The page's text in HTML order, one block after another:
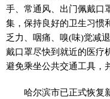
手、常通风、出门佩戴口
集，保持良好的卫生习惯
乏力、咽痛、嗅(味)觉减
戴口罩尽快到就近的医疗
避免乘坐公共交通工具，
哈尔滨市已正式恢复新